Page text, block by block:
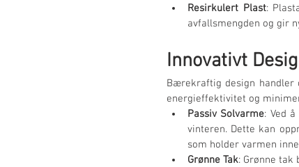
Resirkulert Plast:
avfallsmengden og gir
Innovativt
Bærekraftig design handler
energieffektivitet og
Passiv Solvarme: Ved
vinteren. Dette kan
som holder varmen
Grønne Tak: Grønne